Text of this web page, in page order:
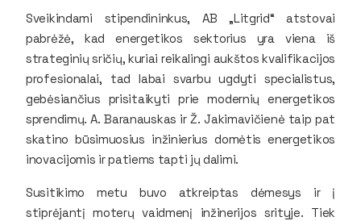
Sveikindami stipendininkus, AB „Litgrid“ atstovai
pabrėžė, kad energetikos sektorius yra viena iš
strateginių sričių, kuriai reikalingi aukštos kvalifikacijos
profesionalai, tad labai svarbu ugdyti specialistus,
gebėsiančius prisitaikyti prie modernių energetikos
sprendimų. A. Baranauskas ir Ž. Jakimavičienė taip pat
skatino būsimuosius inžinierius domėtis energetikos
inovacijomis ir patiems tapti jų dalimi.
Susitikimo metu buvo atkreiptas dėmesys ir į
stiprėjantį moterų vaidmenį inžinerijos srityje. Tiek